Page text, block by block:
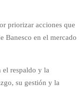
priorizar acciones que
Banesco en el mercado
el respaldo y la
su gestión y la